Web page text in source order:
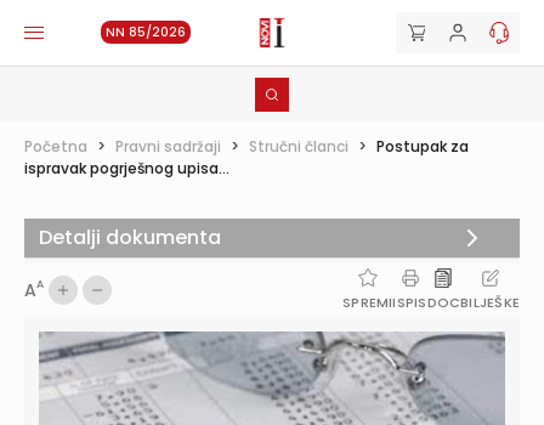
NN 85/2026
Početna > Pravni sadržaji > Stručni članci > Postupak za
ispravak pogrješnog upisa...
AA
SPREMIISPISDOCBILJEŠKE
Detalji dokumenta